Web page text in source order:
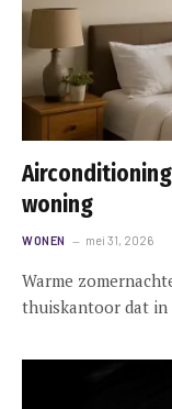
woning
WONEN mei 31, 2026
Warme
thuiskantoor dat